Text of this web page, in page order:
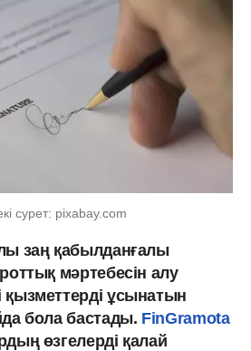
сурет: pixabay.com
заң қабылданғалы
мәртебесін алу
ұсынатын
бола бастады. FinGramota
өзгелерді қалай